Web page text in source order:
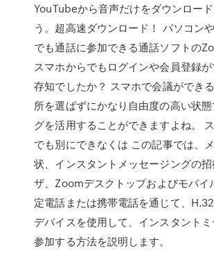
YouTubeから音声だけをダウンロー
う。超高速ダウンロード！ パソコン
でも通話に参加できる通話ソフトの
スマホからでもログインや会員登録
存知でしたか？ スマホで会議ができ
所を選ばずにかなり自由度の高い状
グを活用することができますよね。
でも別にできなくは この記事では、
状、インスタントメッセージングの
ザ、Zoomデスクトップおよびモバイ
定電話または携帯電話を通じて、
デバイスを使用して、インスタント
参加する方法を説明します。